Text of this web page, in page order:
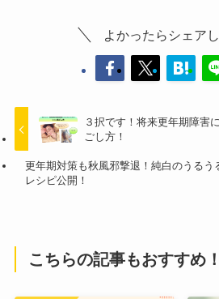
よかったらシェアし
３択です！将来更年期障害
ごし方！
更年期対策も秋風邪撃退！純白のうるう
レシピ公開！
こちらの記事もおすすめ！